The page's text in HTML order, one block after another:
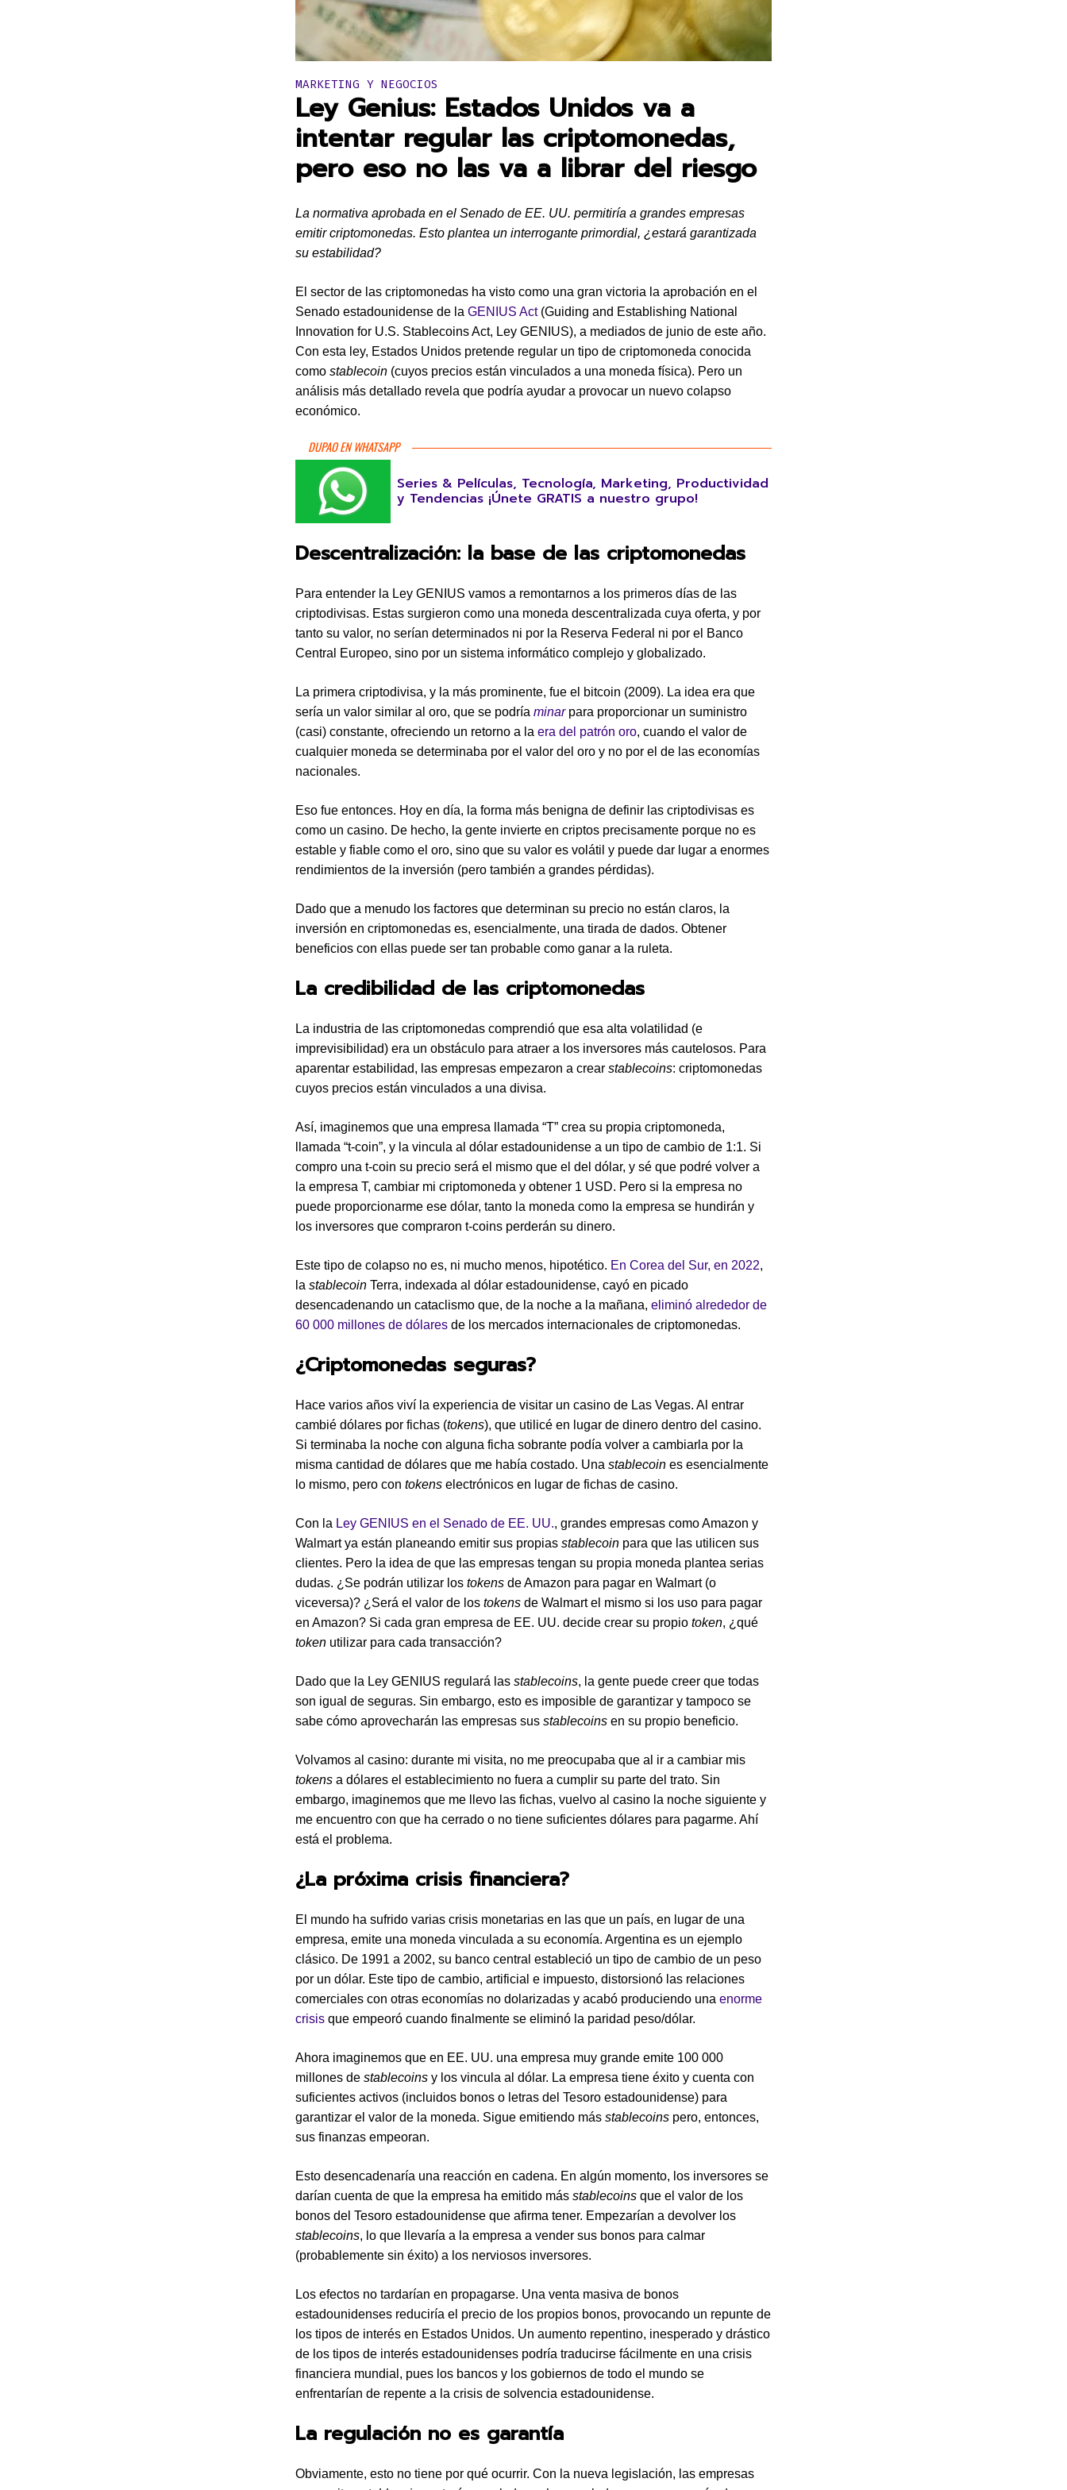
Publicado en:
MARKETING Y NEGOCIOS
Ley Genius: Estados Unidos va a
intentar regular las criptomonedas,
pero eso no las va a librar del riesgo
La normativa aprobada en el Senado de EE. UU. permitiría a grandes empresas
emitir criptomonedas. Esto plantea un interrogante primordial, ¿estará garantizada
su estabilidad?
El sector de las criptomonedas ha visto como una gran victoria la aprobación en el
Senado estadounidense de la GENIUS Act(Guiding and Establishing National
Innovation for U.S. Stablecoins Act, Ley GENIUS), a mediados de junio de este año.
Con esta ley, Estados Unidos pretende regular un tipo de criptomoneda conocida
como stablecoin (cuyos precios están vinculados a una moneda física). Pero un
análisis más detallado revela que podría ayudar a provocar un nuevo colapso
económico.
DUPAO EN WHATSAPP
Series & Películas, Tecnología, Marketing, Productividad
y Tendencias ¡Únete GRATIS a nuestro grupo!
Descentralización: la base de las criptomonedas
Para entender la Ley GENIUS vamos a remontarnos a los primeros días de las
criptodivisas. Estas surgieron como una moneda descentralizada cuya oferta, y por
tanto su valor, no serían determinados ni por la Reserva Federal ni por el Banco
Central Europeo, sino por un sistema informático complejo y globalizado.
La primera criptodivisa, y la más prominente, fue el bitcoin (2009). La idea era que
sería un valor similar al oro, que se podría minarpara proporcionar un suministro
(casi) constante, ofreciendo un retorno a la era del patrón oro, cuando el valor de
cualquier moneda se determinaba por el valor del oro y no por el de las economías
nacionales.
Eso fue entonces. Hoy en día, la forma más benigna de definir las criptodivisas es
como un casino. De hecho, la gente invierte en criptos precisamente porque no es
estable y fiable como el oro, sino que su valor es volátil y puede dar lugar a enormes
rendimientos de la inversión (pero también a grandes pérdidas).
Dado que a menudo los factores que determinan su precio no están claros, la
inversión en criptomonedas es, esencialmente, una tirada de dados. Obtener
beneficios con ellas puede ser tan probable como ganar a la ruleta.
La credibilidad de las criptomonedas
La industria de las criptomonedas comprendió que esa alta volatilidad (e
imprevisibilidad) era un obstáculo para atraer a los inversores más cautelosos. Para
aparentar estabilidad, las empresas empezaron a crear stablecoins: criptomonedas
cuyos precios están vinculados a una divisa.
Así, imaginemos que una empresa llamada “T” crea su propia criptomoneda,
llamada “t-coin”, y la vincula al dólar estadounidense a un tipo de cambio de 1:1. Si
compro una t-coin su precio será el mismo que el del dólar, y sé que podré volver a
la empresa T, cambiar mi criptomoneda y obtener 1 USD. Pero si la empresa no
puede proporcionarme ese dólar, tanto la moneda como la empresa se hundirán y
los inversores que compraron t-coins perderán su dinero.
Este tipo de colapso no es, ni mucho menos, hipotético. En Corea del Sur, en 2022,
la stablecoin Terra, indexada al dólar estadounidense, cayó en picado
desencadenando un cataclismo que, de la noche a la mañana, eliminó alrededor de
60 000 millones de dólares de los mercados internacionales de criptomonedas.
¿Criptomonedas seguras?
Hace varios años viví la experiencia de visitar un casino de Las Vegas. Al entrar
cambié dólares por fichas (tokens), que utilicé en lugar de dinero dentro del casino.
Si terminaba la noche con alguna ficha sobrante podía volver a cambiarla por la
misma cantidad de dólares que me había costado. Una stablecoin es esencialmente
lo mismo, pero con tokens electrónicos en lugar de fichas de casino.
Con la Ley GENIUS en el Senado de EE. UU., grandes empresas como Amazon y
Walmart ya están planeando emitir sus propias stablecoin para que las utilicen sus
clientes. Pero la idea de que las empresas tengan su propia moneda plantea serias
dudas. ¿Se podrán utilizar los tokens de Amazon para pagar en Walmart (o
viceversa)? ¿Será el valor de los tokens de Walmart el mismo si los uso para pagar
en Amazon? Si cada gran empresa de EE. UU. decide crear su propio token, ¿qué
token utilizar para cada transacción?
Dado que la Ley GENIUS regulará las stablecoins, la gente puede creer que todas
son igual de seguras. Sin embargo, esto es imposible de garantizar y tampoco se
sabe cómo aprovecharán las empresas sus stablecoins en su propio beneficio.
Volvamos al casino: durante mi visita, no me preocupaba que al ir a cambiar mis
tokens a dólares el establecimiento no fuera a cumplir su parte del trato. Sin
embargo, imaginemos que me llevo las fichas, vuelvo al casino la noche siguiente y
me encuentro con que ha cerrado o no tiene suficientes dólares para pagarme. Ahí
está el problema.
¿La próxima crisis financiera?
El mundo ha sufrido varias crisis monetarias en las que un país, en lugar de una
empresa, emite una moneda vinculada a su economía. Argentina es un ejemplo
clásico. De 1991 a 2002, su banco central estableció un tipo de cambio de un peso
por un dólar. Este tipo de cambio, artificial e impuesto, distorsionó las relaciones
comerciales con otras economías no dolarizadas y acabó produciendo una enorme
crisis que empeoró cuando finalmente se eliminó la paridad peso/dólar.
Ahora imaginemos que en EE. UU. una empresa muy grande emite 100 000
millones de stablecoins y los vincula al dólar. La empresa tiene éxito y cuenta con
suficientes activos (incluidos bonos o letras del Tesoro estadounidense) para
garantizar el valor de la moneda. Sigue emitiendo más stablecoins pero, entonces,
sus finanzas empeoran.
Esto desencadenaría una reacción en cadena. En algún momento, los inversores se
darían cuenta de que la empresa ha emitido más stablecoins que el valor de los
bonos del Tesoro estadounidense que afirma tener. Empezarían a devolver los
stablecoins, lo que llevaría a la empresa a vender sus bonos para calmar
(probablemente sin éxito) a los nerviosos inversores.
Los efectos no tardarían en propagarse. Una venta masiva de bonos
estadounidenses reduciría el precio de los propios bonos, provocando un repunte de
los tipos de interés en Estados Unidos. Un aumento repentino, inesperado y drástico
de los tipos de interés estadounidenses podría traducirse fácilmente en una crisis
financiera mundial, pues los bancos y los gobiernos de todo el mundo se
enfrentarían de repente a la crisis de solvencia estadounidense.
La regulación no es garantía
Obviamente, esto no tiene por qué ocurrir. Con la nueva legislación, las empresas